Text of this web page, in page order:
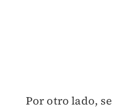
Por otro lado,